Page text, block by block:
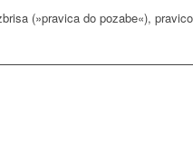
(»pravica do pozabe«), pravico